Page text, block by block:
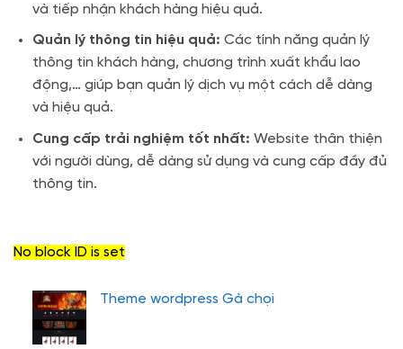
và tiếp nhận khách hàng hiệu quả.
Quản lý thông tin hiệu quả: Các tính năng quản lý
thông tin khách hàng, chương trình xuất khẩu lao
động,… giúp bạn quản lý dịch vụ một cách dễ dàng
và hiệu quả.
Cung cấp trải nghiệm tốt nhất: Website thân thiện
với người dùng, dễ dàng sử dụng và cung cấp đầy đủ
thông tin.
No block ID is set
Theme wordpress Gà chọi